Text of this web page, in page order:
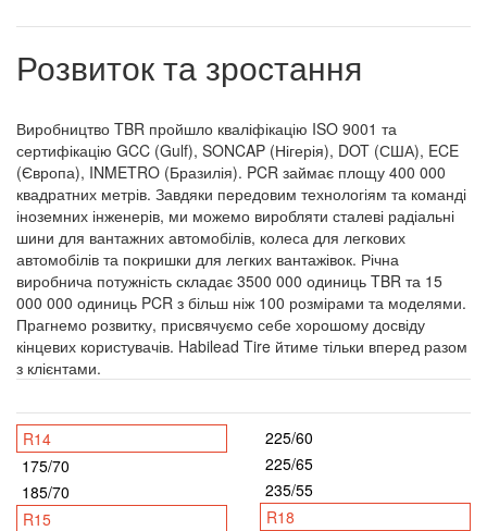
Розвиток та зростання
Виробництво TBR пройшло кваліфікацію ISO 9001 та
сертифікацію GCC (Gulf), SONCAP (Нігерія), DOT (США), ECE
(Європа), INMETRO (Бразилія). PCR займає площу 400 000
квадратних метрів. Завдяки передовим технологіям та команді
іноземних інженерів, ми можемо виробляти сталеві радіальні
шини для вантажних автомобілів, колеса для легкових
автомобілів та покришки для легких вантажівок. Річна
виробнича потужність складає 3500 000 одиниць TBR та 15
000 000 одиниць PCR з більш ніж 100 розмірами та моделями.
Прагнемо розвитку, присвячуємо себе хорошому досвіду
кінцевих користувачів. Habilead Tire йтиме тільки вперед разом
з клієнтами.
R14
175/70
185/70
R15
225/60
225/65
235/55
R18